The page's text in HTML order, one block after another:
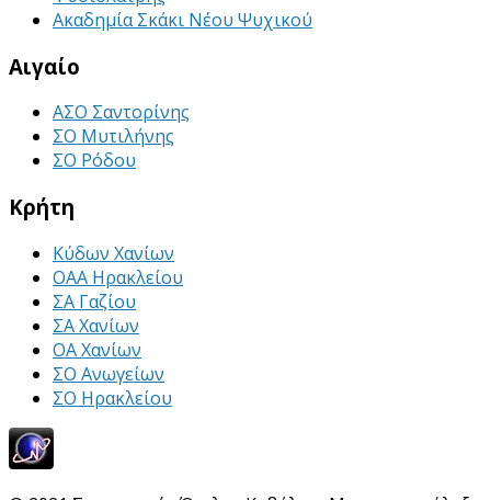
Ακαδημία Σκάκι Νέου Ψυχικού
Αιγαίο
ΑΣΟ Σαντορίνης
ΣΟ Μυτιλήνης
ΣΟ Ρόδου
Κρήτη
Κύδων Χανίων
ΟΑΑ Ηρακλείου
ΣΑ Γαζίου
ΣΑ Χανίων
ΟΑ Χανίων
ΣΟ Ανωγείων
ΣΟ Ηρακλείου